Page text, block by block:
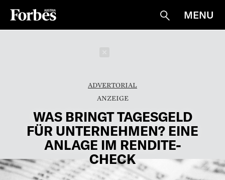
Suche
MENU
ADVERTORIAL
WAS BRINGT TAGESGELD
FÜR UNTERNEHMEN? EINE
ANLAGE IM RENDITE-
CHECK